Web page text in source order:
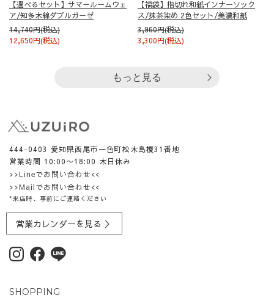
【選べるセット】サマールームウェ
ア/知多木綿ダブルガーゼ
14,740円(税込)
12,650円(税込)
【福袋】指切れ和紙インナーソック
ス/抹茶染め 2色セット/美濃和紙
3,960円(税込)
3,300円(税込)
もっと見る
444-0403 愛知県西尾市一色町松木島榎31番地
営業時間 10:00〜18:00 木日休み
>>Lineでお問い合わせ<<
>>Mailでお問い合わせ<<
*来店時、事前にご連絡ください
営業カレンダーを見る ＞
SHOPPING